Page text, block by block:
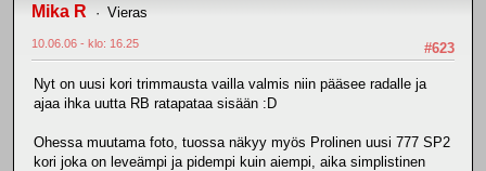
Mika R Vieras
#623
10.06.06 - klo: 16.25
Nyt on uusi kori trimmausta vailla valmis niin pääsee radalle ja
ajaa ihka uutta RB ratapataa sisään :D
Ohessa muutama foto, tuossa näkyy myös Prolinen uusi 777 SP2
kori joka on leveämpi ja pidempi kuin aiempi, aika simplistinen